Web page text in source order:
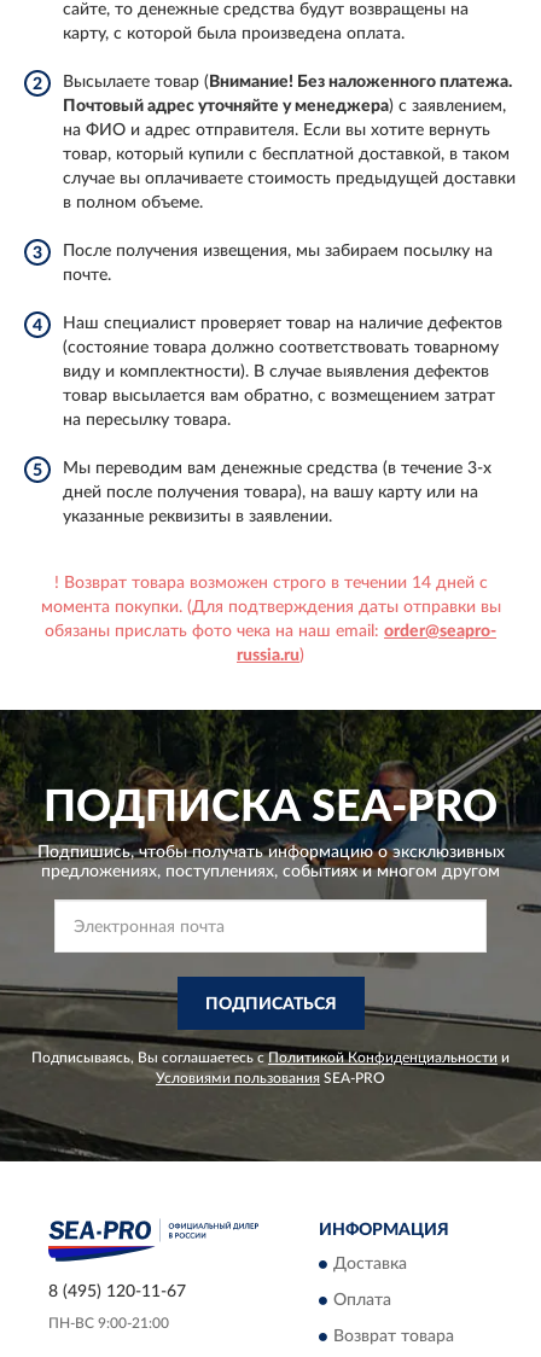
сайте, то денежные средства будут возвращены на
карту, с которой была произведена оплата.
2 Высылаете товар ( Внимание! Без наложенного платежа.
Почтовый адрес уточняйте у менеджера) с заявлением,
на ФИО и адрес отправителя. Если вы хотите вернуть
товар, который купили с бесплатной доставкой, в таком
случае вы оплачиваете стоимость предыдущей доставки
в полном объеме.
3
После получения извещения, мы забираем посылку на
почте.
4
Наш специалист проверяет товар на наличие дефектов
(состояние товара должно соответствовать товарному
виду и комплектности). В случае выявления дефектов
товар высылается вам обратно, с возмещением затрат
на пересылку товара.
5
Мы переводим вам денежные средства (в течение 3-х
дней после получения товара), на вашу карту или на
указанные реквизиты в заявлении.
! Возврат товара возможен строго в течении 14 дней с
момента покупки. (Для подтверждения даты отправки вы
обязаны прислать фото чека на наш email: order@seapro-
russia.ru)
ПОДПИСКАSEA-PRO
Подпишись, чтобы получать информацию о эксклюзивных
предложениях, поступлениях, событиях и многом другом
ПОДПИСАТЬСЯ
Подписываясь, Вы соглашаетесь сПолитикой Конфиденциальности и
Условиями пользования SEA-PRO
8 (495) 120-11-67
ПН-ВС 9:00-21:00
ИНФОРМАЦИЯ
Доставка
Оплата
Возврат товара